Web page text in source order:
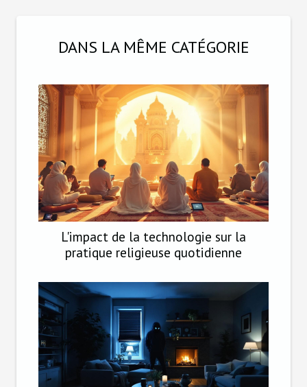
DANS LA MÊME CATÉGORIE
L'impact de la technologie sur la
pratique religieuse quotidienne